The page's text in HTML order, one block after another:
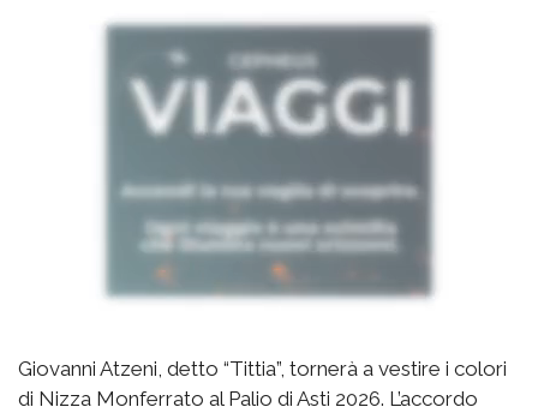
Giovanni Atzeni, detto “Tittia”, tornerà a vestire i colori
di Nizza Monferrato al Palio di Asti 2026. L’accordo